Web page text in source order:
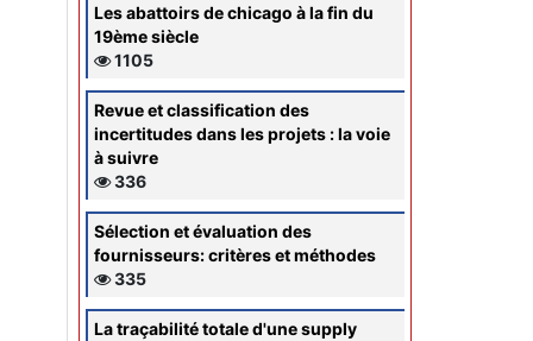
Les abattoirs de chicago à la fin du
19ème siècle
1105
Revue et classification des
incertitudes dans les projets : la voie
à suivre
336
Sélection et évaluation des
fournisseurs: critères et méthodes
335
La traçabilité totale d'une supply